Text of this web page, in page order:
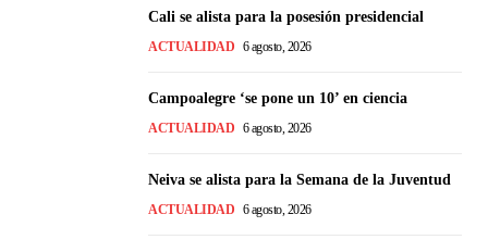
Cali se alista para la posesión presidencial
ACTUALIDAD 6 agosto, 2026
Campoalegre ‘se pone un 10’ en ciencia
ACTUALIDAD 6 agosto, 2026
Neiva se alista para la Semana de la Juventud
ACTUALIDAD 6 agosto, 2026